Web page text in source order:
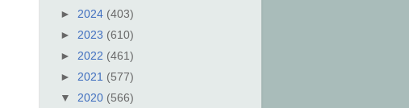
► 2024 (403)
► 2023 (610)
► 2022 (461)
► 2021 (577)
▼ 2020 (566)